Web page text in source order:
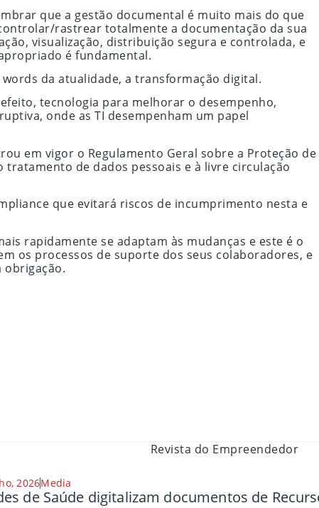
que a gestão documental é muito mais do que
rastrear totalmente a documentação da sua
visualização, distribuição segura e controlada, e
é fundamental.
da atualidade, a transformação digital.
tecnologia para melhorar o desempenho,
onde as TI desempenham um papel
em vigor o Regulamento Geral sobre a Proteção de
tratamento de dados pessoais e à livre circulação
que evitará riscos de incumprimento nesta e
rapidamente se adaptam às mudanças e este é o
os processos de suporte dos seus colaboradores, e
obrigação.
2026Media
de Saúde digitalizam documentos de